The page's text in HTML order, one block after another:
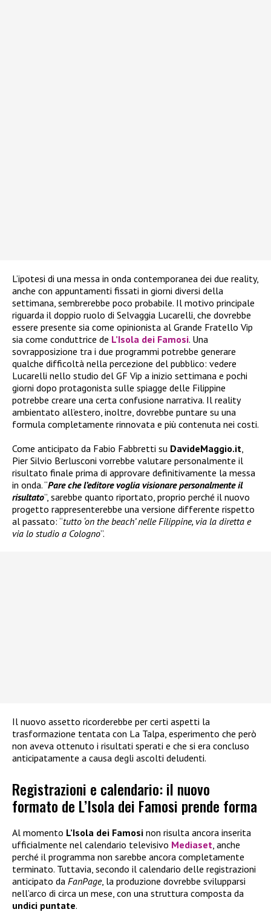
L’ipotesi di una messa in onda contemporanea dei due reality,
anche con appuntamenti fissati in giorni diversi della
settimana, sembrerebbe poco probabile. Il motivo principale
riguarda il doppio ruolo di Selvaggia Lucarelli, che dovrebbe
essere presente sia come opinionista al Grande Fratello Vip
sia come conduttrice de L’Isola dei Famosi. Una
sovrapposizione tra i due programmi potrebbe generare
qualche difficoltà nella percezione del pubblico: vedere
Lucarelli nello studio del GF Vip a inizio settimana e pochi
giorni dopo protagonista sulle spiagge delle Filippine
potrebbe creare una certa confusione narrativa. Il reality
ambientato all’estero, inoltre, dovrebbe puntare su una
formula completamente rinnovata e più contenuta nei costi.
Come anticipato da Fabio Fabbretti su DavideMaggio.it,
Pier Silvio Berlusconi vorrebbe valutare personalmente il
risultato finale prima di approvare definitivamente la messa
in onda. “Pare che l’editore voglia visionare personalmente il
risultato”, sarebbe quanto riportato, proprio perché il nuovo
progetto rappresenterebbe una versione differente rispetto
al passato: “tutto ‘on the beach’ nelle Filippine, via la diretta e
via lo studio a Cologno”.
Il nuovo assetto ricorderebbe per certi aspetti la
trasformazione tentata con La Talpa, esperimento che però
non aveva ottenuto i risultati sperati e che si era concluso
anticipatamente a causa degli ascolti deludenti.
Registrazioni e calendario: il nuovo
formato de L’Isola dei Famosi prende forma
Al momento L’Isola dei Famosi non risulta ancora inserita
ufficialmente nel calendario televisivo Mediaset , anche
perché il programma non sarebbe ancora completamente
terminato. Tuttavia, secondo il calendario delle registrazioni
anticipato da FanPage, la produzione dovrebbe svilupparsi
nell’arco di circa un mese, con una struttura composta da
undici puntate.